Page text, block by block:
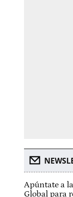
Apúntate a
Global para